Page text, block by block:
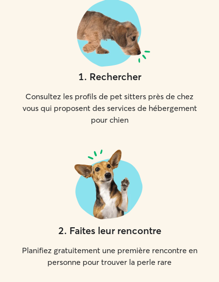
1. Rechercher
Consultez les profils de pet sitters près de chez
vous qui proposent des services de hébergement
pour chien
2. Faites leur rencontre
Planifiez gratuitement une première rencontre en
personne pour trouver la perle rare